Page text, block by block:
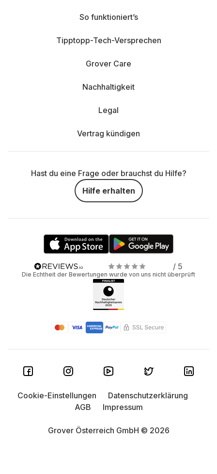
So funktioniert’s
Tipptopp-Tech-Versprechen
Grover Care
Nachhaltigkeit
Legal
Vertrag kündigen
Hast du eine Frage oder brauchst du Hilfe?
Hilfe erhalten
/ 5
Die Echtheit der Bewertungen wurde von uns nicht überprüft
Grover Österreich GmbH © 2026
Cookie-Einstellungen
Datenschutzerklärung
AGB
Impressum